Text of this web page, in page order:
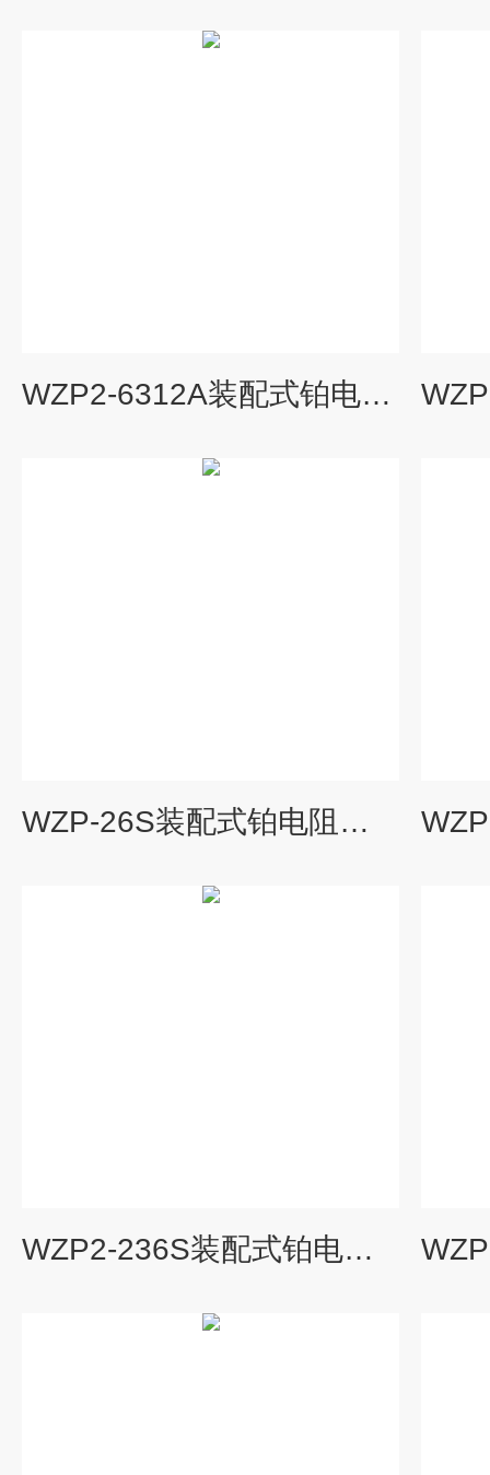
WZP2-6312A装配式铂电阻（采用引进铂电阻元件）
WZP-26S装配式铂电阻（采用引进铂电阻元件）
WZP2-236S装配式铂电阻（采用引进铂电阻元件）